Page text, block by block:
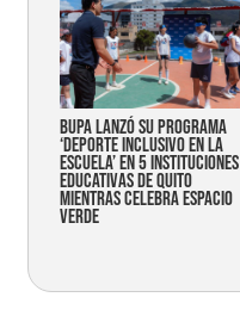
Bupa lanzó su programa
‘Deporte Inclusivo en la
Escuela’ en 5 instituciones
educativas de Quito
mientras celebra espacio
verde